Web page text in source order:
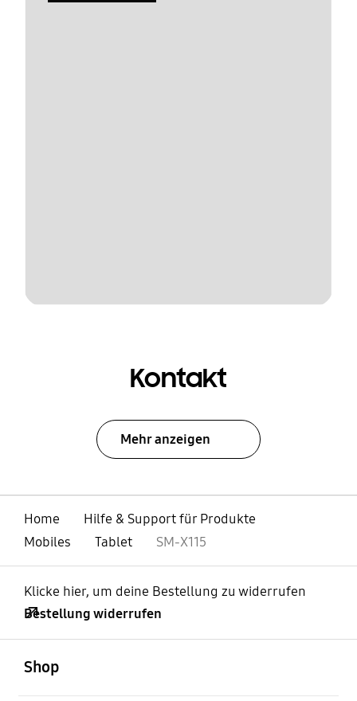
Kontakt
Mehr anzeigen
Home
Hilfe & Support für Produkte
Mobiles
Tablet SM-X115
Klicke hier, um deine Bestellung zu widerrufen
Bestellung widerrufen
Shop